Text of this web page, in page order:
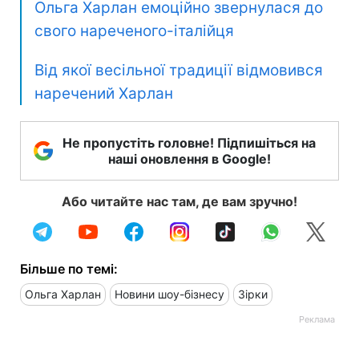
Ольга Харлан емоційно звернулася до
свого нареченого-італійця
Від якої весільної традиції відмовився
наречений Харлан
Не пропустіть головне! Підпишіться на
наші оновлення в Google!
Або читайте нас там, де вам зручно!
Більше по темі:
Ольга Харлан Новини шоу-бізнесу Зірки